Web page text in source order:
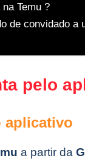
Temu ?
de convidado a
pelo
aplicativo
a partir da